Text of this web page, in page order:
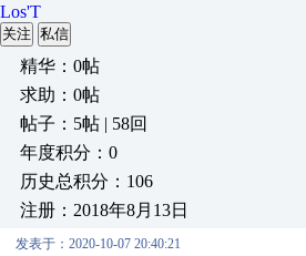
Los'T
关注 私信
精华：0帖
求助：0帖
帖子：5帖 | 58回
年度积分：0
历史总积分：106
注册：2018年8月13日
发表于：2020-10-07 20:40:21